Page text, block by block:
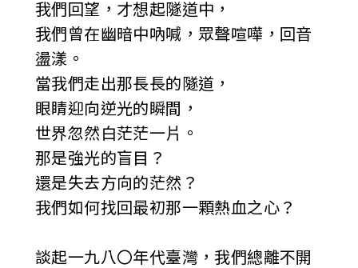
我們回望，才想起隧道中，
我們曾在幽暗中吶喊，眾聲喧嘩，回音
盪漾。
當我們走出那長長的隧道，
眼睛迎向逆光的瞬間，
世界忽然白茫茫一片。
那是強光的盲目？
還是失去方向的茫然？
我們如何找回最初那一顆熱血之心？
談起一九八〇年代臺灣，我們總離不開